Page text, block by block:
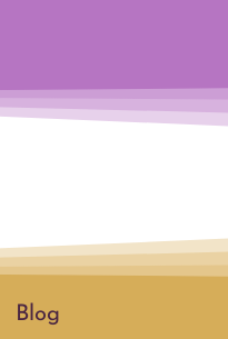
Blog